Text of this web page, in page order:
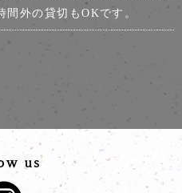
間外の貸切もOKです。